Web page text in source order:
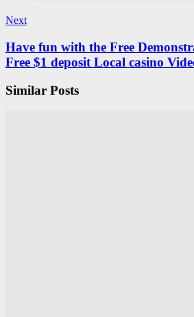
Next
Have fun with the Free
Free $1 deposit Local casino
Similar Posts